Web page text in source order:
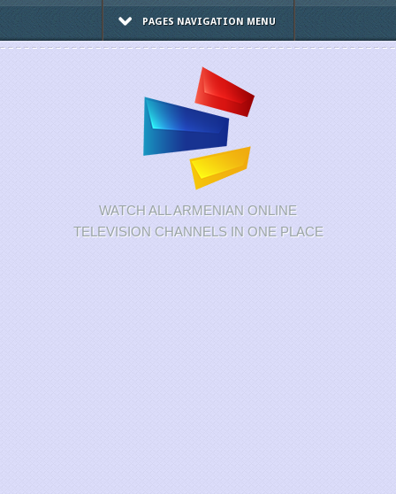
PAGES NAVIGATION MENU
WATCH ALL ARMENIAN ONLINE
TELEVISION CHANNELS IN ONE PLACE